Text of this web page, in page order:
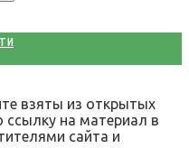
взяты из открытых
на материал в
сайта и